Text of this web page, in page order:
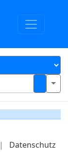
| Datenschutz